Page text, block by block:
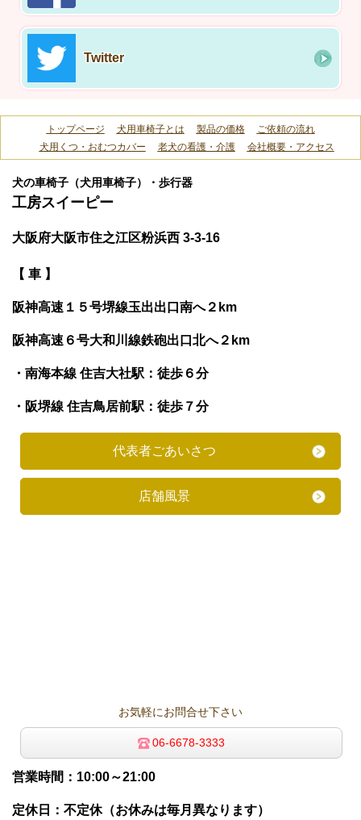
Twitter
トップページ 犬用車椅子とは 製品の価格
ご依頼の流れ
犬用くつ・おむつカバー
老犬の看護・介護 会社概要・アクセス
犬の車椅子（犬用車椅子）・歩行器
工房スイーピー
大阪府大阪市住之江区粉浜西 3-3-16
【 車 】
阪神高速１５号堺線玉出出口南へ２km
阪神高速６号大和川線鉄砲出口北へ２km
・南海本線 住吉大社駅：徒歩６分
・阪堺線 住吉鳥居前駅：徒歩７分
代表者ごあいさつ
店舗風景
お気軽にお問合せ下さい
06-6678-3333
営業時間：10:00～21:00
定休日：不定休（お休みは毎月異なります）